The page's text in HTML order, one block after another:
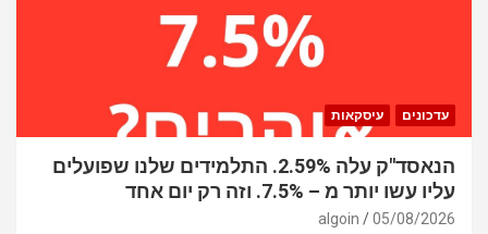
עדכונים עיסקאות
הנאסד"ק עלה 2.59%. התלמידים שלנו שפועלים
עליו עשו יותר מ – 7.5%. וזה רק יום אחד
05/08/2026
algoin